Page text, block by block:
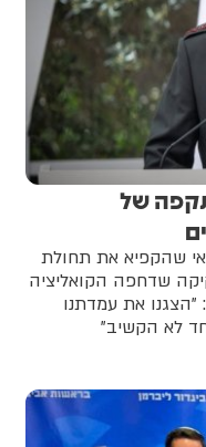
של
שהקפיא את תחולת
שדחפה הקואליציה
"הצגנו את עמדתנו
לא הקשיב"